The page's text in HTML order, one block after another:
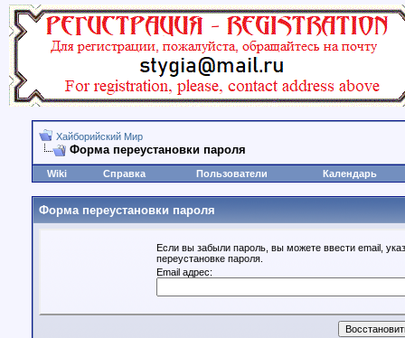
Хайборийский Мир
Форма переустановки пароля
Wiki Справка Пользователи Календарь
Форма переустановки пароля
Если вы забыли пароль, вы можете ввести email,
переустановке пароля.
Email адрес: